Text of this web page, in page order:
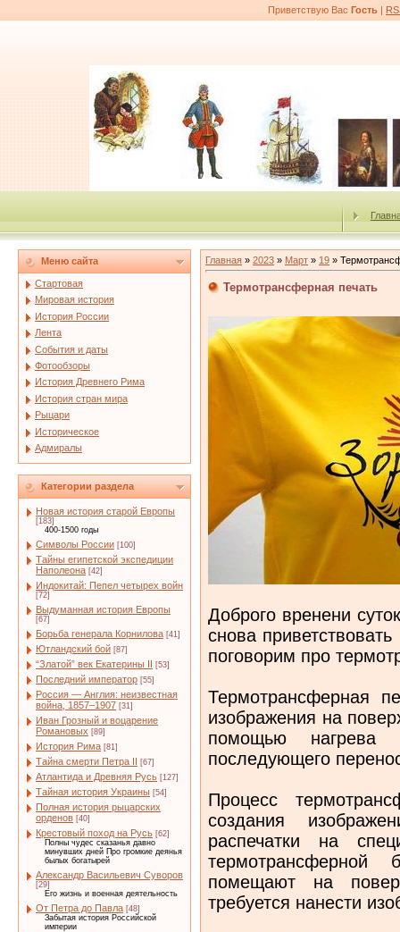
Приветствую Вас Гость |
Меню сайта
Стартовая
Мировая история
История России
Лента
События и даты
Фотообзоры
История Древнего Рима
История стран мира
Рыцари
Историческое
Адмиралы
Категории раздела
Новая история старой Европы
[183]
400-1500 годы
Символы России [100]
Тайны египетской экспедиции
Наполеона [42]
Индокитай: Пепел четырех войн
[72]
Выдуманная история Европы
[67]
Борьба генерала Корнилова [41]
Ютландский бой [87]
“Златой” век Екатерины II [53]
Последний император [55]
Россия — Англия: неизвестная
война, 1857–1907 [31]
Иван Грозный и воцарение
Романовых [89]
История Рима [81]
Тайна смерти Петра II [67]
Атлантида и Древняя Русь [127]
Тайная история Украины [54]
Полная история рыцарских
орденов [40]
Крестовый поход на Русь [62]
Полны чудес сказанья давно
минувших дней Про громкие деянья
былых богатырей
Александр Васильевич Суворов
[29]
Его жизнь и военная деятельность
От Петра до Павла [48]
Забытая история Российской
империи
Главная » 2023 » Март » 19 »
Термотрансферная печать
Доброго вренени
снова
поговорим про
Термотрансферная
изображения на
помощью нагрева
последующего
Процесс
создания
распечатки на
помещают на
требуется нанести